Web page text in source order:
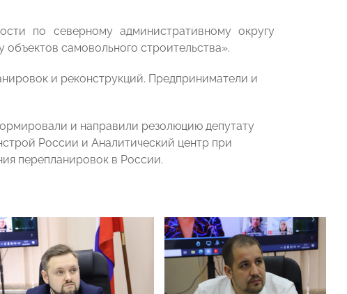
по северному административному округу
самовольного строительства».
и реконструкций. Предприниматели и
и направили резолюцию депутату
России и Аналитический центр при
перепланировок в России.